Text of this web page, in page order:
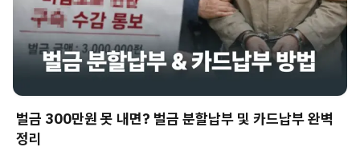
벌금 300만원 못 내면? 벌금 분할납부 및 카드납부 완벽
정리